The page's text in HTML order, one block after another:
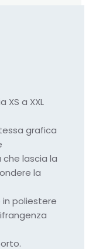
XS a XXL
grafica
lascia la
la
poliestere